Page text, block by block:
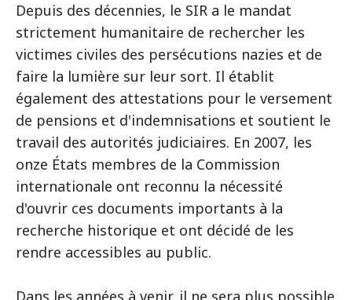
Depuis des décennies, le SIR a le mandat
strictement humanitaire de rechercher les
victimes civiles des persécutions nazies et de
faire la lumière sur leur sort. Il établit
également des attestations pour le versement
de pensions et d'indemnisations et soutient le
travail des autorités judiciaires. En 2007, les
onze États membres de la Commission
internationale ont reconnu la nécessité
d'ouvrir ces documents importants à la
recherche historique et ont décidé de les
rendre accessibles au public.
Dans les années à venir, il ne sera plus possible